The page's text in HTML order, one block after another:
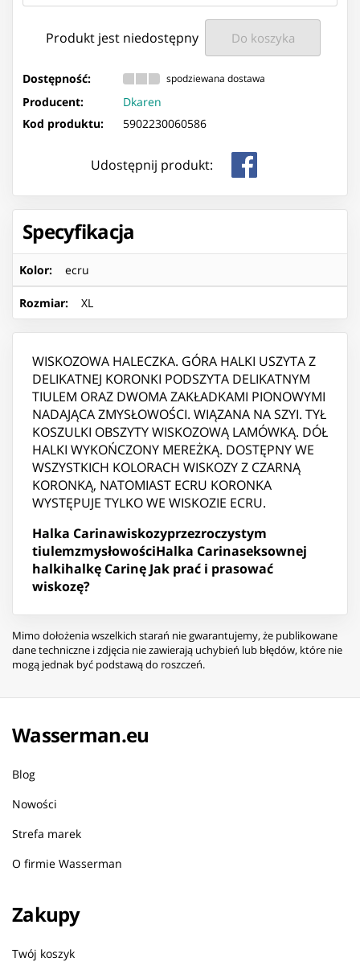
Produkt jest niedostępny Do koszyka
Dostępność: spodziewana dostawa
Producent:
Dkaren
Kod produktu:
5902230060586
Udostępnij produkt:
Specyfikacja
Kolor: ecru
Rozmiar: XL
WISKOZOWA HALECZKA. GÓRA HALKI USZYTA Z
DELIKATNEJ KORONKI PODSZYTA DELIKATNYM
TIULEM ORAZ DWOMA ZAKŁADKAMI PIONOWYMI
NADAJĄCA ZMYSŁOWOŚCI. WIĄZANA NA SZYI. TYŁ
KOSZULKI OBSZYTY WISKOZOWĄ LAMÓWKĄ. DÓŁ
HALKI WYKOŃCZONY MEREŻKĄ. DOSTĘPNY WE
WSZYSTKICH KOLORACH WISKOZY Z CZARNĄ
KORONKĄ, NATOMIAST ECRU KORONKA
WYSTĘPUJE TYLKO WE WISKOZIE ECRU.
Halka Carinawiskozyprzezroczystym
tiulemzmysłowościHalka Carinaseksownej
halkihalkę Carinę Jak prać i prasować
wiskozę?
Mimo dołożenia wszelkich starań nie gwarantujemy, że publikowane
dane techniczne i zdjęcia nie zawierają uchybień lub błędów, które nie
mogą jednak być podstawą do roszczeń.
Wasserman.eu
Blog
Nowości
Strefa marek
O firmie Wasserman
Zakupy
Twój koszyk